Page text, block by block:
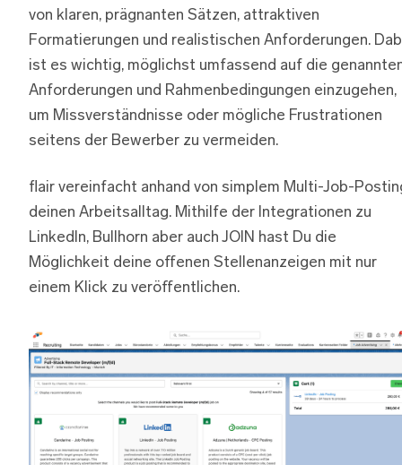
von klaren, prägnanten Sätzen, attraktiven
Formatierungen und realistischen Anforderungen.
ist es wichtig, möglichst umfassend auf die
Anforderungen und Rahmenbedingungen einzugehen,
um Missverständnisse oder mögliche Frustrationen
seitens der Bewerber zu vermeiden.
flair vereinfacht anhand von simplem Multi-Job-
deinen Arbeitsalltag. Mithilfe der Integrationen zu
LinkedIn, Bullhorn aber auch JOIN hast Du die
Möglichkeit deine offenen Stellenanzeigen mit nur
einem Klick zu veröffentlichen.